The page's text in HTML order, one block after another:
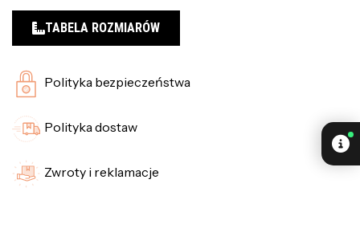
TABELA ROZMIARÓW
Polityka bezpieczeństwa
Polityka dostaw
Zwroty i reklamacje